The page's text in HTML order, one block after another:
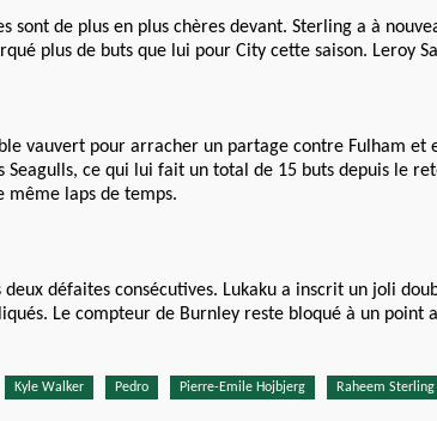
sont de plus en plus chères devant. Sterling a à
plus de buts que lui pour City cette saison. Leroy
vauvert pour arracher un partage contre Fulham et
ce qui lui fait un total de 15 buts depuis le
même laps de temps.
défaites consécutives. Lukaku a inscrit un joli
Le compteur de Burnley reste bloqué à un point
Kyle Walker Pedro Pierre-Emile Hojbjerg Raheem Sterling